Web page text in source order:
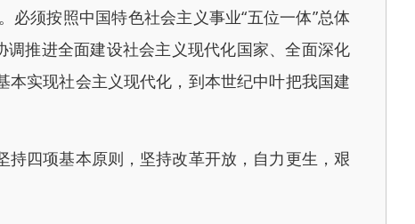
须按照中国特色社会主义事业“五位一体”总体
推进全面建设社会主义现代化国家、全面深化
实现社会主义现代化，到本世纪中叶把我国建
四项基本原则，坚持改革开放，自力更生，艰